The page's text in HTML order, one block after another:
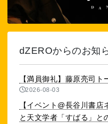
dZEROからのお知
【満員御礼】藤原亮司
2026-08-03
【イベント@長谷川書
と天文学者「すばる」と